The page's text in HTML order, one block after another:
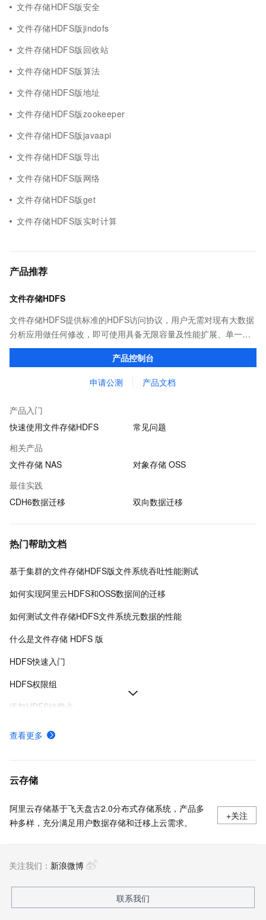
文件存储HDFS版安全
文件存储HDFS版jindofs
文件存储HDFS版回收站
文件存储HDFS版算法
文件存储HDFS版地址
文件存储HDFS版zookeeper
文件存储HDFS版javaapi
文件存储HDFS版导出
文件存储HDFS版网络
文件存储HDFS版get
文件存储HDFS版实时计算
产品推荐
文件存储HDFS
文件存储HDFS提供标准的HDFS访问协议，用户无需对现有大数据
分析应用做任何修改，即可使用具备无限容量及性能扩展、单一命
名空间、高可靠和高可用等特性的分布式文件系统。
产品控制台
申请公测 产品文档
产品入门
快速使用文件存储HDFS
常见问题
相关产品
文件存储 NAS
对象存储 OSS
最佳实践
CDH6数据迁移
双向数据迁移
热门帮助文档
基于集群的文件存储HDFS版文件系统吞吐性能测试
如何实现阿里云HDFS和OSS数据间的迁移
如何测试文件存储HDFS文件系统元数据的性能
什么是文件存储 HDFS 版
HDFS快速入门
HDFS权限组
添加HDFS挂载点
HDFS计费详情
文件系统SDK的安装及使用方式
查看更多
云存储
阿里云存储基于飞天盘古2.0分布式存储系统，产品多
种多样，充分满足用户数据存储和迁移上云需求。
+关注
关注我们： 新浪微博
联系我们